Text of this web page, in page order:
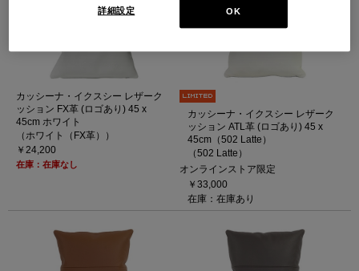
カッシーナ・イクスシー レザーク
ッション FX革 (ロゴあり) 45 x
45cm ホワイト
（ホワイト（FX革））
￥24,200
在庫：在庫なし
カッシーナ・イクスシー レザーク
ッション ATL革 (ロゴあり) 45 x
45cm（502 Latte）
（502 Latte）
オンラインストア限定
￥33,000
在庫：在庫あり
OK
詳細設定